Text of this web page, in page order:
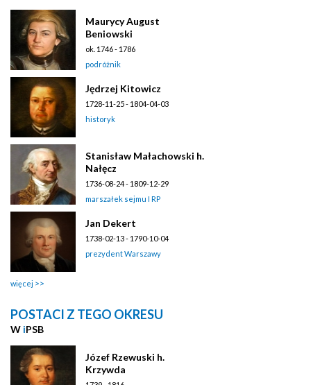
Maurycy August
Beniowski
ok. 1746 - 1786
podróżnik
Jędrzej Kitowicz
1728-11-25 - 1804-04-03
historyk
Stanisław Małachowski h.
Nałęcz
1736-08-24 - 1809-12-29
marszałek sejmu I RP
Jan Dekert
1738-02-13 - 1790-10-04
prezydent Warszawy
więcej
POSTACI Z TEGO OKRESU
W iPSB
Józef Rzewuski h.
Krzywda